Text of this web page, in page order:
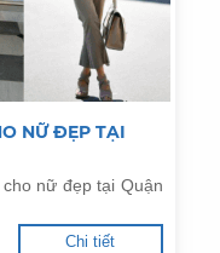
NỮ ĐẸP TẠI
nữ đẹp tại Quận
Chi tiết